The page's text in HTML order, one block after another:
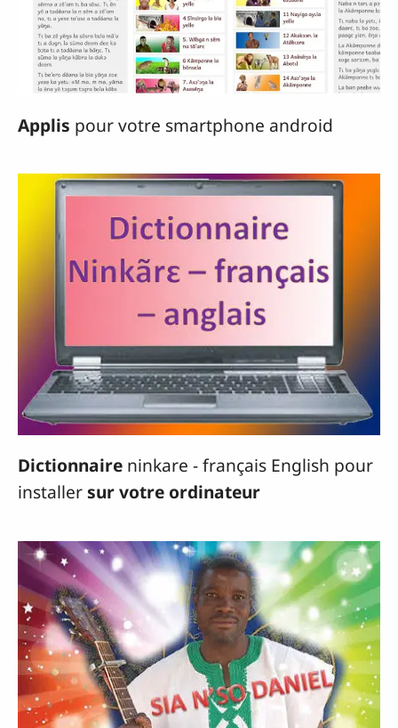
Applis pour votre smartphone android
Dictionnaire ninkare - français English pour
installer sur votre ordinateur